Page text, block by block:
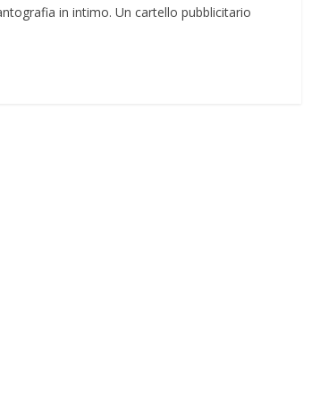
in intimo. Un cartello pubblicitario